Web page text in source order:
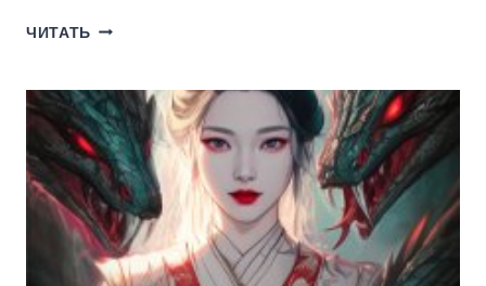
ЧИТАТЬ ДНЕВНИК
КАК
ВЛЮБИТЬ
В
СЕБЯ
ДРАКОНА
2
(ЭНЖЕ
ГРАФ)